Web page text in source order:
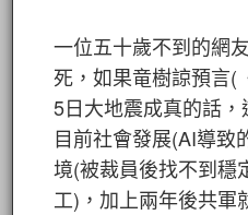
一位五十歲不到的網
死，如果竜樹諒預言(
5日大地震成真的話
目前社會發展(AI導致
境(被裁員後找不到穩
工)，加上兩年後共軍